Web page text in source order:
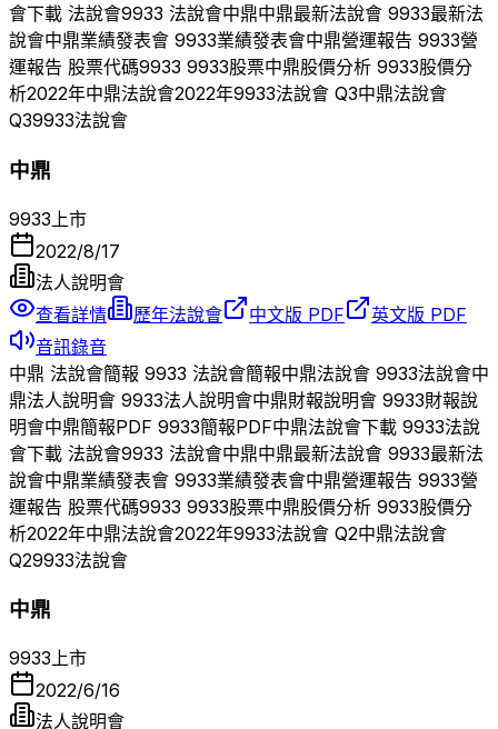
會下載 法說會9933 法說會中鼎中鼎最新法說會 9933最新法
說會中鼎業績發表會 9933業績發表會中鼎營運報告 9933營
運報告 股票代碼9933 9933股票中鼎股價分析 9933股價分
析2022年中鼎法說會2022年9933法說會 Q3中鼎法說會
Q39933法說會
中鼎
9933 上市
2022/8/17
法人說明會
查看詳情
歷年法說會 中文版 PDF
英文版 PDF
音訊錄音
中鼎 法說會簡報 9933 法說會簡報中鼎法說會 9933法說會中
鼎法人說明會 9933法人說明會中鼎財報說明會 9933財報說
明會中鼎簡報PDF 9933簡報PDF中鼎法說會下載 9933法說
會下載 法說會9933 法說會中鼎中鼎最新法說會 9933最新法
說會中鼎業績發表會 9933業績發表會中鼎營運報告 9933營
運報告 股票代碼9933 9933股票中鼎股價分析 9933股價分
析2022年中鼎法說會2022年9933法說會 Q2中鼎法說會
Q29933法說會
中鼎
9933上市
2022/6/16
法人說明會